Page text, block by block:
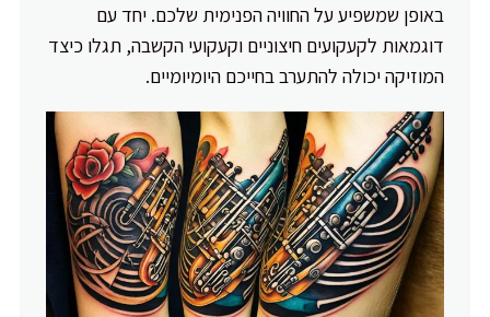
באופן שמשפיע על החוויה הפנימית שלכם. יחד עם
דוגמאות לקעקועים חיצוניים וקעקועי הקשבה, תגלו כיצד
המוזיקה יכולה להתערב בחייכם היומיומיים.